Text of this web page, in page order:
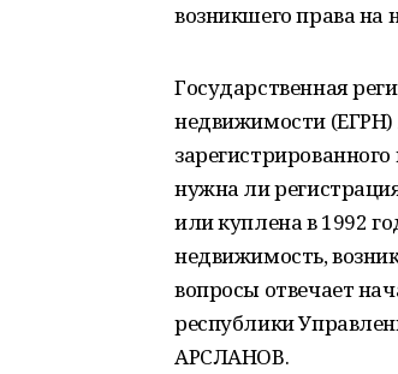
возникшего права
Государственная
недвижимости (ЕГРН)
нужна ли
или куплена в 1992
недвижимость,
вопросы отвечает
республики
АРСЛАНОВ.